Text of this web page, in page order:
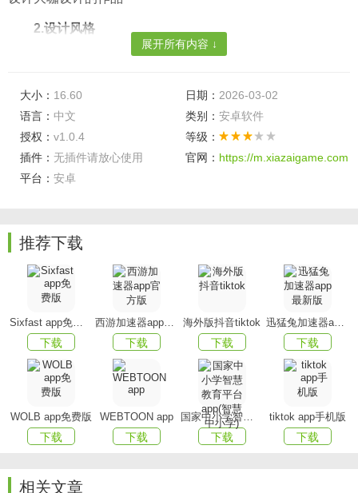
2.设计风格
各种各样的设计风格问题提问，专家为您解答。
软件亮点
118论坛在这里可以查看各路设计师的设计
在这里，你可以拥有自己的粉丝、自己关注的大神，收
藏自己喜欢的帖子，管理自己的发表内容。
思维
更新日志
解决已知Bug
优化用户体验
展开所有内容 ↓
大小： 16.60 日期： 2026-03-02
语言： 中文 类别： 安卓软件
授权： v1.0.4
等级：
插件： 无插件请放心使用 官网： https://m.xiazaigame.com
平台： 安卓
推荐下载
Sixfast app免费版
下载
西游加速器app官方版
下载
海外版抖音tiktok
下载
迅猛兔加速器app最新版
下载
WOLB app免费版
下载
WEBTOON app
下载
国家中小学智慧教育平台app(智慧中小学)
下载
tiktok app手机版
下载
相关文章